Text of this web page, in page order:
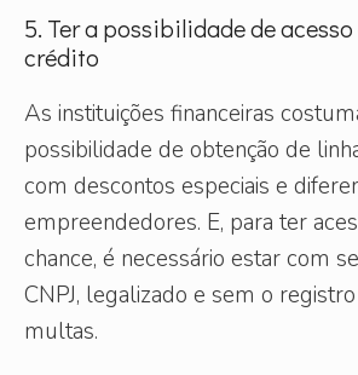
5. Ter a possibilidade de
crédito
As instituições financeiras
possibilidade de obtenção de
com descontos especiais e
empreendedores. E, para ter
chance, é necessário estar com
CNPJ, legalizado e sem o
multas.